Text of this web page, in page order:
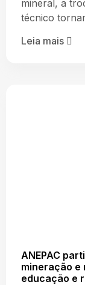
mineral, a
técnico
Leia mais
ANEPAC
mineração e
educação e